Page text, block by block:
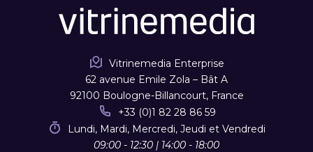
Vitrinemedia Enterprise
62 avenue Emile Zola – Bât A
92100 Boulogne-Billancourt, France
+33 (0)1 82 28 86 59
Lundi, Mardi, Mercredi, Jeudi et Vendredi
09:00 - 12:30 | 14:00 - 18:00